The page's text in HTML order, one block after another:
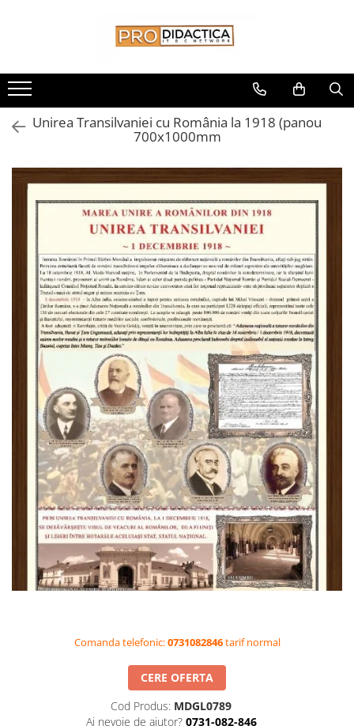
Oferta PNRR/PNRAS
Pachete Echipamente Sali Clasa
Pachete Echipamente Sala Clasa
Table Interactive
Suporti/Standuri/Accesorii
Imprimante si Multifunctionale
Imprimante si Scanere 3D
Imprimante 3D
Creioane 3D
Accesorii 3D
Camere Documente
Videoproiectoare si Accesorii
Videoproiectoare
Accesorii
Suporti
Videoconferinta si Colaborare
Camere Videoconferinta
Boxe si Soundbar
Tehnologie Educationala
Ochelari VR-3D
Kit Robotic Educational
Software Educational
Table/Display-uri Interactive
Unirea Transilvaniei cu România la 1918 (panou
700x1000mm
Comanda telefonic:0731082846tarif normal
CERE OFERTA
Cod Produs: MDGL0789
Ai nevoie de ajutor? 0731-082-846